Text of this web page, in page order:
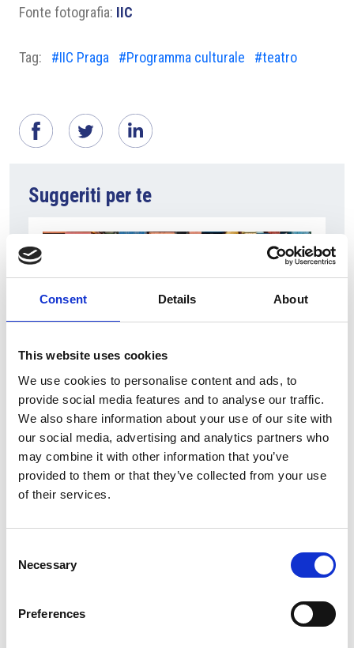
Consent Details About
This website uses cookies
We use cookies to personalise content and ads, to
provide social media features and to analyse our traffic.
We also share information about your use of our site with
our social media, advertising and analytics partners who
may combine it with other information that you’ve
provided to them or that they’ve collected from your use
of their services.
Selection
Necessary
Preferences
Fonte fotografia: IIC
Tag: #IIC Praga #Programma culturale #teatro
Suggeriti per te
6 Agosto 2026
L’interscambio Italia – Repubblica ha superato
nel primo semestre i dieci miliardi di euro
Interviste
Overview Economica
Repubblica Ceca